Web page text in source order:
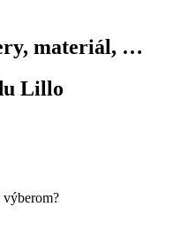
materiál, …
Lillo
výberom?